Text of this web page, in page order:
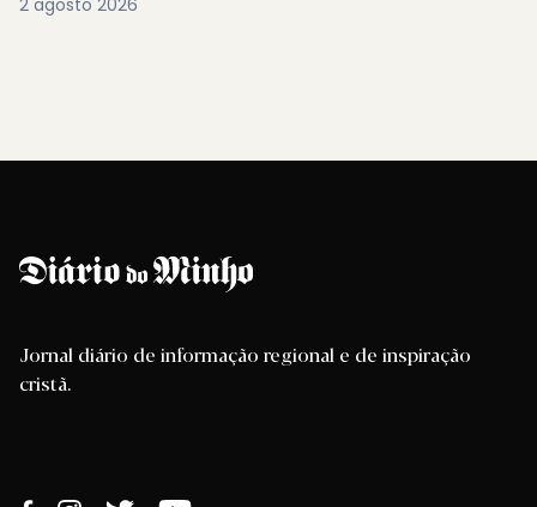
2 agosto 2026
Jornal diário de informação regional e de inspiração
cristã.